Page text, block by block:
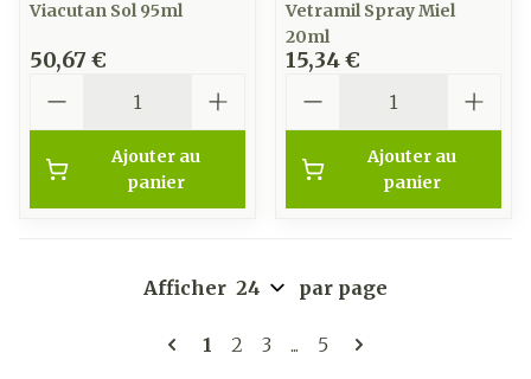
Viacutan Sol 95ml
50,67 €
Ajouter au
panier
Vetramil Spray Miel
20ml
15,34 €
Ajouter au
panier
Pages
Vous lisez actuellement la page
1 Page
2 Page
3 ... Page
5
Afficher par page